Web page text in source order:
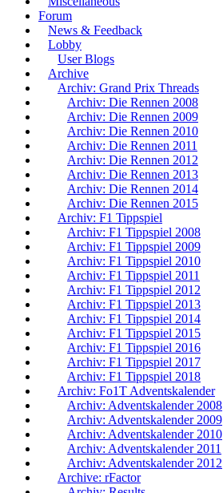
Forum
News & Feedback
Lobby
User Blogs
Archive
Archiv: Grand Prix Threads
Archiv: Die Rennen 2008
Archiv: Die Rennen 2009
Archiv: Die Rennen 2010
Archiv: Die Rennen 2011
Archiv: Die Rennen 2012
Archiv: Die Rennen 2013
Archiv: Die Rennen 2014
Archiv: Die Rennen 2015
Archiv: F1 Tippspiel
Archiv: F1 Tippspiel 2008
Archiv: F1 Tippspiel 2009
Archiv: F1 Tippspiel 2010
Archiv: F1 Tippspiel 2011
Archiv: F1 Tippspiel 2012
Archiv: F1 Tippspiel 2013
Archiv: F1 Tippspiel 2014
Archiv: F1 Tippspiel 2015
Archiv: F1 Tippspiel 2016
Archiv: F1 Tippspiel 2017
Archiv: F1 Tippspiel 2018
Archiv: Fo1T Adventskalender
Archiv: Adventskalender 2008
Archiv: Adventskalender 2009
Archiv: Adventskalender 2010
Archiv: Adventskalender 2011
Archiv: Adventskalender 2012
Archive: rFactor